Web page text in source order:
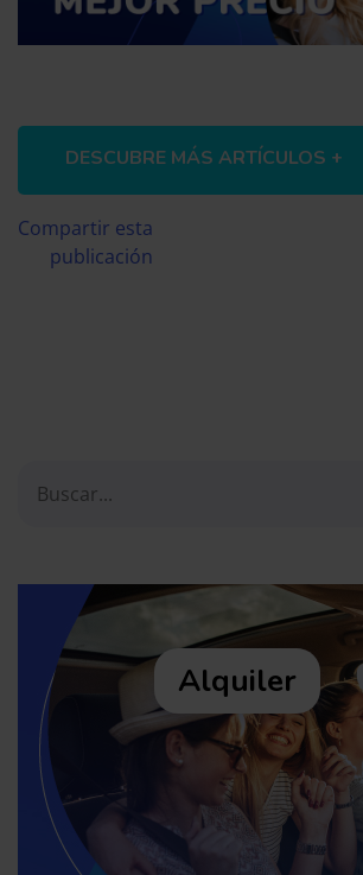
DESCUBRE MÁS ARTÍCULOS +
Compartir esta
publicación
Alquiler